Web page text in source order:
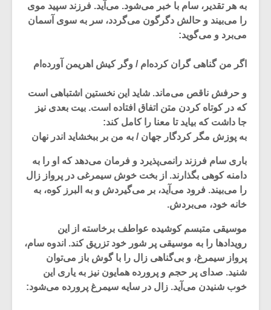
به هر تقدیر، سام با خبر می‌شود. می‌آید. فرزند سپید موی
را می‌بیند و حالش دگرگون می‌گردد، سر به سوی آسمان
می‌برد و می‌گوید:
اگر من گناهی گران کرده‌ام / وگر کیش اهریمن آورده‌ام
و حرفش ناقص می‌ماند. شاید این نخستین اشتباهی است
که در کوتاه کردن متن اتفاق افتاده است. بیت بعدی نیز
جا داشت که بیاید تا معنا را کامل کند:
به پوزش مگر کردگار جهان / به من بر ببخشاید اندر نهان
باری سام فرزند رانمی‌پذیرد و فرمان می‌دهد که او را به
دامنه کوهی بگذارند. از بخت خوش سیمرغی در پرواز زال
را می‌بیند. فرود می‌آید، بر می‌گیردش و به البرز کوه، به
خانه خود، می‌بردش.
موسیقی متبسم کوشیده عواطف برخاسته از این
رویداد‌ها را به موسیقی پر شور خود تزریق کند. اندوه سام،
پرواز سیمرغ، و بی‌گناهی زال را با گوش باز می‌توان
شنید. صدای پر حجم و پرورده همایون نیز به یاری این
خوب شنیدن می‌آید. زال در سایه سیمرغ پرورده می‌شود:
میکلوش روژا
متن فیلم «متری
شیش و نیم»
اگر نمی توانی
بدنام ترین باش
موریس ژار
موسیقی
برگزار
سکانسی